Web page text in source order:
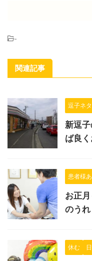
-
関連記事
逗子ネタ
新逗
ば良
患者様
お正
のう
休む